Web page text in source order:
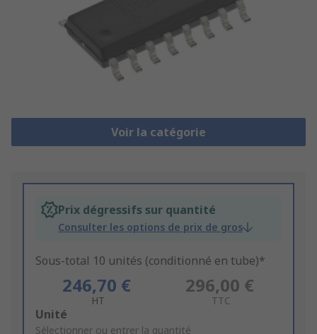
Voir la catégorie
Prix dégressifs sur quantité
Consulter les options de prix de gros
Sous-total 10 unités (conditionné en tube)*
246,70 €
HT
296,00 €
TTC
Add
Unité
Sélectionner ou entrer la quantité